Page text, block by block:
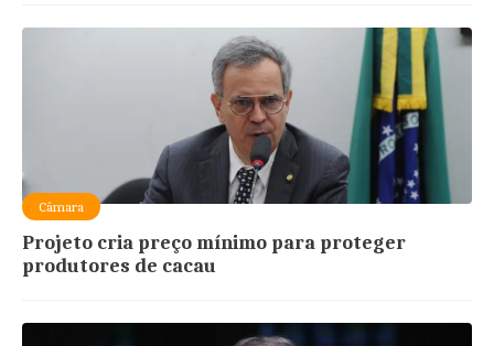
Câmara
Projeto cria preço mínimo para proteger
produtores de cacau